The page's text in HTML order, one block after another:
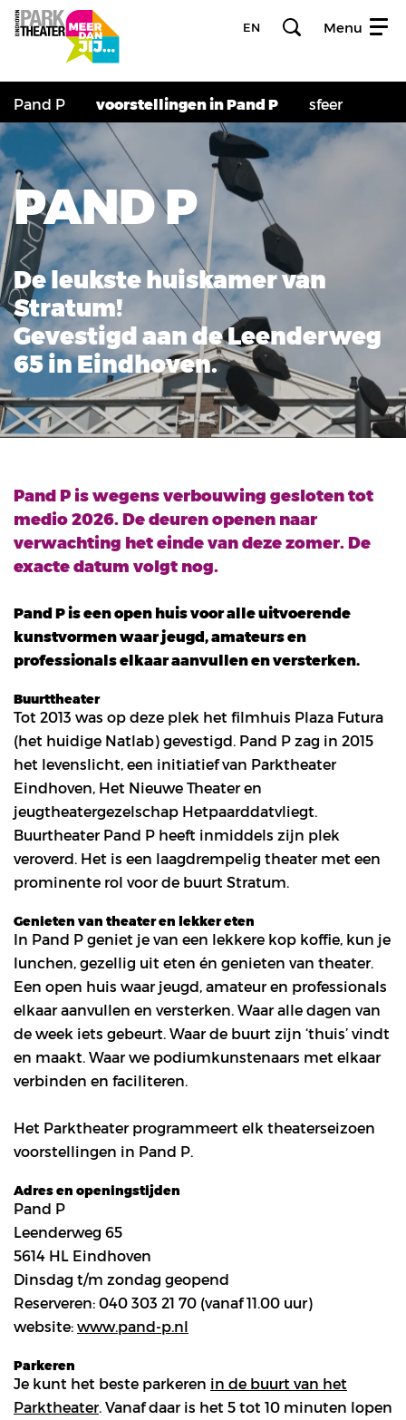
EN Menu
Pand P voorstellingen in Pand P sfeer
PAND P
De leukste huiskamer van
Stratum!
Gevestigd aan de Leenderweg
65 in Eindhoven.
Pand P is wegens verbouwing gesloten tot
medio 2026. De deuren openen naar
verwachting het einde van deze zomer. De
exacte datum volgt nog.
Pand P is een open huis voor alle uitvoerende
kunstvormen waar jeugd, amateurs en
professionals elkaar aanvullen en versterken.
Buurttheater
Tot 2013 was op deze plek het filmhuis Plaza Futura
(het huidige Natlab) gevestigd. Pand P zag in 2015
het levenslicht, een initiatief van Parktheater
Eindhoven, Het Nieuwe Theater en
jeugtheatergezelschap Hetpaarddatvliegt.
Buurtheater Pand P heeft inmiddels zijn plek
veroverd. Het is een laagdrempelig theater met een
prominente rol voor de buurt Stratum.
Genieten van theater en lekker eten
In Pand P geniet je van een lekkere kop koffie, kun je
lunchen, gezellig uit eten én genieten van theater.
Een open huis waar jeugd, amateur en professionals
elkaar aanvullen en versterken. Waar alle dagen van
de week iets gebeurt. Waar de buurt zijn ‘thuis’ vindt
en maakt. Waar we podiumkunstenaars met elkaar
verbinden en faciliteren.
Het Parktheater programmeert elk theaterseizoen
voorstellingen in Pand P.
Adres en openingstijden
Pand P
Leenderweg 65
5614 HL Eindhoven
Dinsdag t/m zondag geopend
Reserveren: 040 303 21 70 (vanaf 11.00 uur)
website: www.pand-p.nl
Parkeren
Je kunt het beste parkeren in de buurt van het
Parktheater. Vanaf daar is het 5 tot 10 minuten lopen